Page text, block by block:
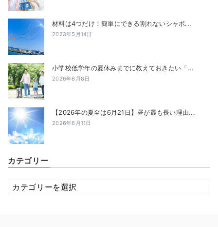
材料は4つだけ！簡単にできる割れないシャボ...
2023年5月14日
小学校低学年の夏休みまでに教えておきたい「...
2026年6月8日
【2026年の夏至は6月21日】昼が最も長い理由...
2026年6月11日
カテゴリー
カ
テ